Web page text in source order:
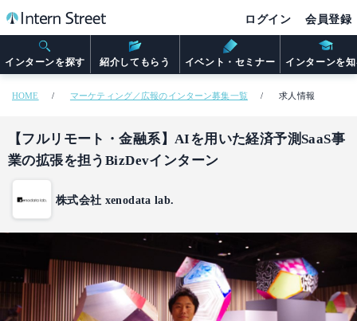
インターンを探す 紹介してもらう イベント・セミナー インターンを
ログイン 会員登録
HOME マーケティング／広報のインターン募集一覧 求人情報
【フルリモート・金融系】AIを用いた経済予測SaaS事
業の拡張を担うBizDevインターン
株式会社 xenodata lab.